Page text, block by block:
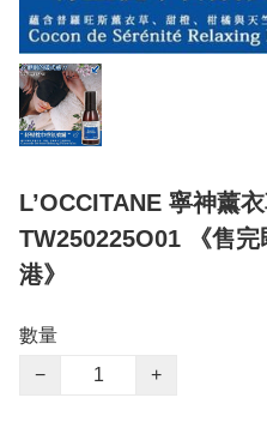
L’OCCITANE 寧神薰
TW250225O01 《售
港》
數量
−
+